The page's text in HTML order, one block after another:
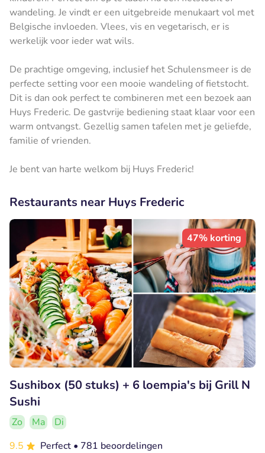
wandeling. Je vindt er een uitgebreide menukaart vol met
Belgische invloeden. Vlees, vis en vegetarisch, er is
werkelijk voor ieder wat wils.
De prachtige omgeving, inclusief het Schulensmeer is de
perfecte setting voor een mooie wandeling of fietstocht.
Dit is dan ook perfect te combineren met een bezoek aan
Huys Frederic. De gastvrije bediening staat klaar voor een
warm ontvangst. Gezellig samen tafelen met je geliefde,
familie of vrienden.
Je bent van harte welkom bij Huys Frederic!
Restaurants near Huys Frederic
47% korting
Sushibox (50 stuks) + 6 loempia's bij Grill N
Sushi
Zo Ma
Di
9.5
Perfect • 781 beoordelingen